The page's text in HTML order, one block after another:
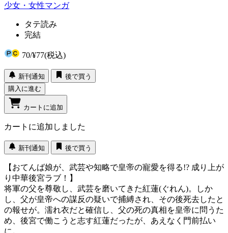
少女・女性マンガ
タテ読み
完結
70/¥77(税込)
新刊通知
後で買う
購入に進む
カートに追加
カートに追加しました
新刊通知 後で買う
【おてんば娘が、武芸や知略で皇帝の寵愛を得る!? 成り上が
り中華後宮ラブ！】
将軍の父を尊敬し、武芸を磨いてきた紅蓮(ぐれん)。しか
し、父が皇帝への謀反の疑いで捕縛され、その後死去したと
の報せが。濡れ衣だと確信し、父の死の真相を皇帝に問うた
め、後宮で働こうと志す紅蓮だったが、あえなく門前払い
に。